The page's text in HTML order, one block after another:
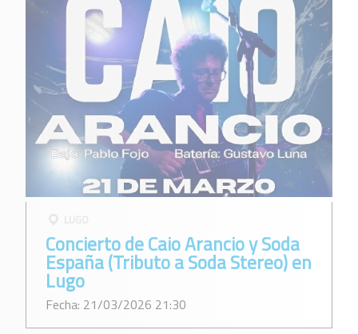
Concierto de Caio Arancio y Soda
España (Tributo a Soda Stereo) en
Lugo
Fecha: 21/03/2026 21:30